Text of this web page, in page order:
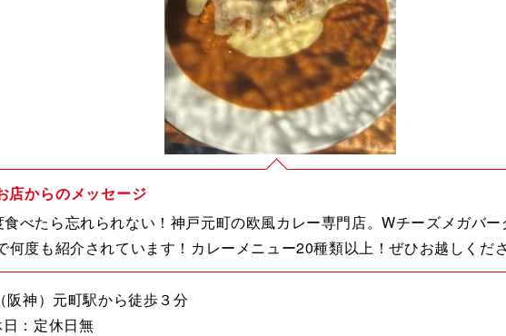
店からのメッセージ
食べたら忘れられない！神戸元町の欧風カレー専門店。Wチーズメガバー
何度も紹介されています！カレーメニュー20種類以上！ぜひお越しくださ
阪神）元町駅から徒歩３分
：定休日無